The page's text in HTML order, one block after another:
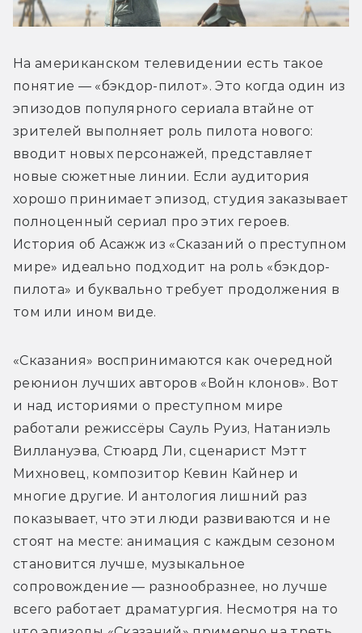
На американском телевидении есть такое
понятие — «бэкдор-пилот». Это когда один из
эпизодов популярного сериала втайне от
зрителей выполняет роль пилота нового:
вводит новых персонажей, представляет
новые сюжетные линии. Если аудитория
хорошо принимает эпизод, студия заказывает
полноценный сериал про этих героев.
История об Асажж из «Сказаний о преступном
мире» идеально подходит на роль «бэкдор-
пилота» и буквально требует продолжения в
том или ином виде.
«Сказания» воспринимаются как очередной
реюнион лучших авторов «Войн клонов». Вот
и над историями о преступном мире
работали режиссёры Сауль Руиз, Натаниэль
Виллануэва, Стюард Ли, сценарист Мэтт
Михновец, композитор Кевин Кайнер и
многие другие. И антология лишний раз
показывает, что эти люди развиваются и не
стоят на месте: анимация с каждым сезоном
становится лучше, музыкальное
сопровождение — разнообразнее, но лучше
всего работает драматургия. Несмотря на то